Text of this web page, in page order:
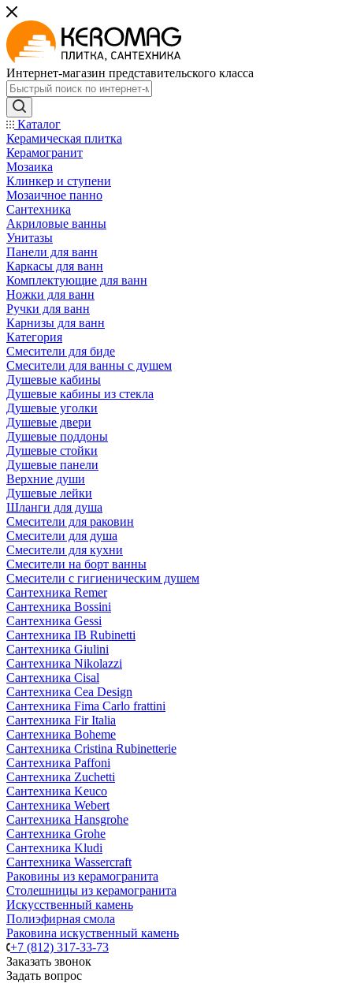
Интернет-магазин представительского класса
Каталог
Керамическая плитка
Керамогранит
Мозаика
Клинкер и ступени
Мозаичное панно
Сантехника
Акриловые ванны
Унитазы
Панели для ванн
Каркасы для ванн
Комплектующие для ванн
Ножки для ванн
Ручки для ванн
Карнизы для ванн
Категория
Смесители для биде
Смесители для ванны с душем
Душевые кабины
Душевые кабины из стекла
Душевые уголки
Душевые двери
Душевые поддоны
Душевые стойки
Душевые панели
Верхние души
Душевые лейки
Шланги для душа
Смесители для раковин
Смесители для душа
Смесители для кухни
Смесители на борт ванны
Смесители с гигиеническим душем
Сантехника Remer
Сантехника Bossini
Сантехника Gessi
Сантехника IB Rubinetti
Сантехника Giulini
Сантехника Nikolazzi
Сантехника Cisal
Сантехника Cea Design
Сантехника Fima Carlo frattini
Сантехника Fir Italia
Сантехника Boheme
Сантехника Cristina Rubinetterie
Сантехника Paffoni
Сантехника Zuchetti
Сантехника Keuco
Сантехника Webert
Сантехника Hansgrohe
Сантехника Grohe
Сантехника Kludi
Сантехника Wassercraft
Раковины из керамогранита
Столешницы из керамогранита
Искусственный камень
Полиэфирная смола
Раковина искуственный камень
+7 (812) 317-33-73
Заказать звонок
Задать вопрос